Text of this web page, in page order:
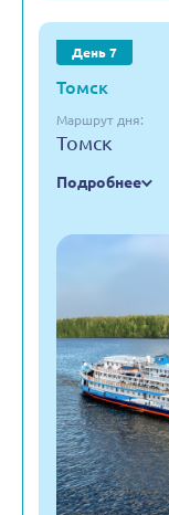
День 7
Томск
Маршрут дня:
Томск
Подробнее